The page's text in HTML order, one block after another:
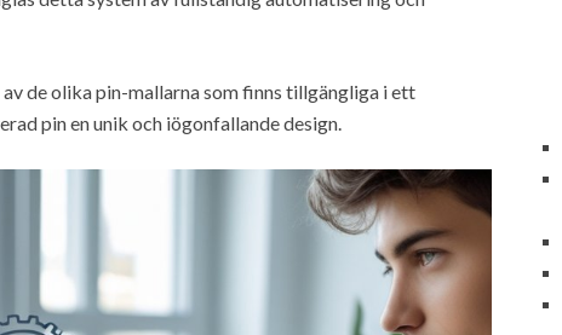
de olika pin-mallarna som finns tillgängliga i ett
pin en unik och iögonfallande design.